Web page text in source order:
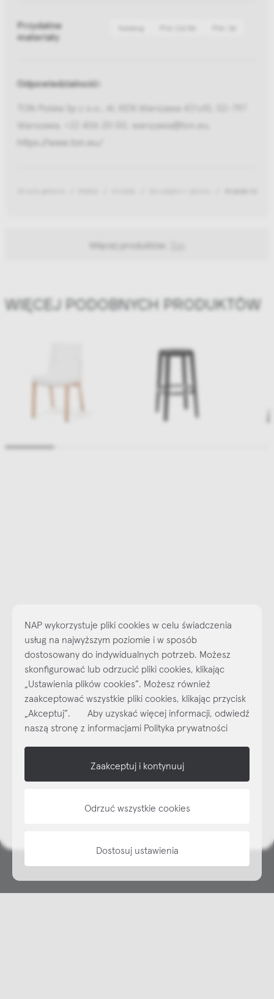
Przydatne
materiały
Katalog
Odpowiedzialność:
TON Polska Sp z o.o., Al. KEN Warszawa 47/u10, 02-797
Warszawa, +22 406 20 00, warszawa@ton.eu,
https://www.ton.eu/
Więcej produktów:
WIĘCEJ PODOBNYCH PRODUKTÓW
Najlepsze inspiracje i promocje na wyciągnięcie ręki, zapisz się już
dzisiaj do naszego cyklicznego newslettera!
SubskrybujNEWSLETTER
shop online
NAP
NAP wykorzystuje pliki cookies w celu świadczenia
usług na najwyższym poziomie i w sposób
dostosowany do indywidualnych potrzeb. Możesz
skonfigurować lub odrzucić pliki cookies, klikając
„Ustawienia plików cookies”. Możesz również
zaakceptować wszystkie pliki cookies, klikając przycisk
„Akceptuj”. Aby uzyskać więcej informacji, odwiedź
naszą stronę z informacjami Polityka prywatności
Zaakceptuj i kontynuuj
Odrzuć wszystkie cookies
Dostosuj ustawienia